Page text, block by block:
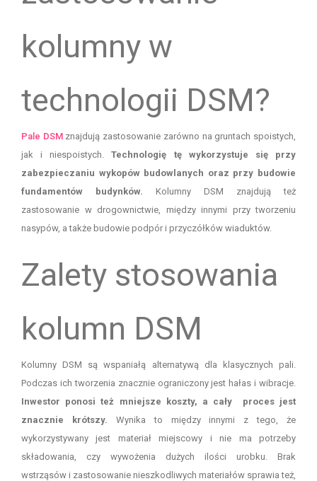
kolumny w
technologii DSM?
Pale DSMznajdują zastosowanie zarówno na gruntach spoistych,
jak i niespoistych.Technologię tę wykorzystuje się przy
zabezpieczaniu wykopów budowlanych oraz przy budowie
fundamentów budynków. Kolumny DSM znajdują też
zastosowanie w drogownictwie, między innymi przy tworzeniu
nasypów, a także budowie podpór i przyczółków wiaduktów.
Zalety stosowania
kolumn DSM
Kolumny DSM są wspaniałą alternatywą dla klasycznych pali.
Podczas ich tworzenia znacznie ograniczony jest hałas i wibracje.
Inwestor ponosi też mniejsze koszty, a cały proces jest
znacznie krótszy. Wynika to między innymi z tego, że
wykorzystywany jest materiał miejscowy i nie ma potrzeby
składowania, czy wywożenia dużych ilości urobku. Brak
wstrząsów i zastosowanie nieszkodliwych materiałów sprawia też,